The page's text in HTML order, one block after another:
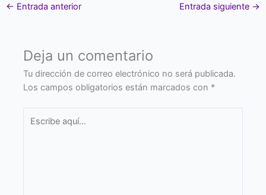
← Entrada anterior Entrada siguiente →
Deja un comentario
Tu dirección de correo electrónico no será publicada.
Los campos obligatorios están marcados con *
aquí...